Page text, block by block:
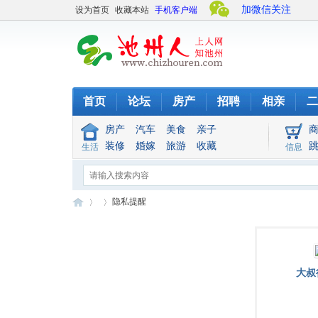
设为首页 收藏本站 手机客户端
首页 论坛 房产 招聘 相亲
生活
房产 汽车 美食
亲子
装修
婚嫁 旅游 收藏 信息
加微信关注
隐私提醒
大叔